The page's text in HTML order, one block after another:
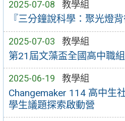
2025-07-08 教學組
『三分鐘說科學：聚光燈背
2025-07-03 教學組
第21屆文藻盃全國高中職
2025-06-19 教學組
Changemaker 114 高中生
學生議題探索啟動營